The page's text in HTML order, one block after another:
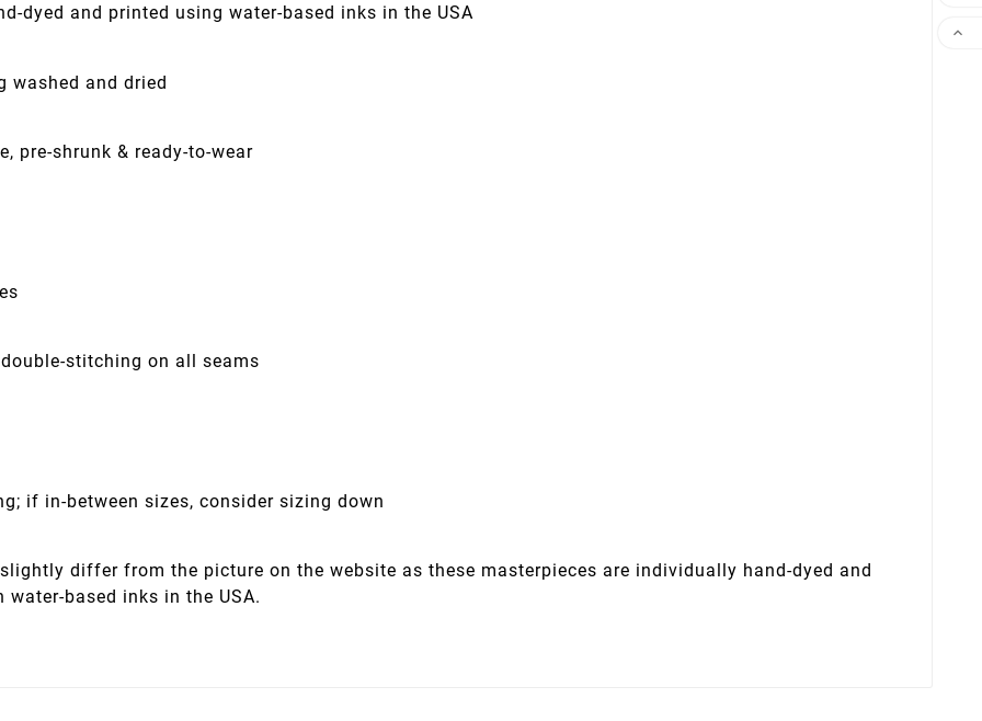
dyed and printed using water-based inks in the USA
washed and dried
pre-shrunk & ready-to-wear
stitching on all seams
if in-between sizes, consider sizing down
differ from the picture on the website as these masterpieces are individually hand-dyed and
water-based inks in the USA.
